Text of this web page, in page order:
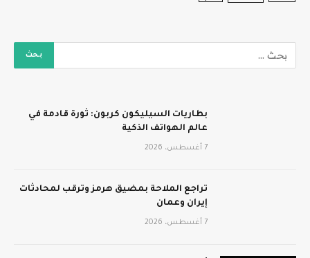
بطاريات السيليكون كربون: ثورة قادمة في
عالم الهواتف الذكية
7 أغسطس، 2026
تراجع الملاحة بمضيق هرمز وترقب لمحادثات
إيران وعمان
7 أغسطس، 2026